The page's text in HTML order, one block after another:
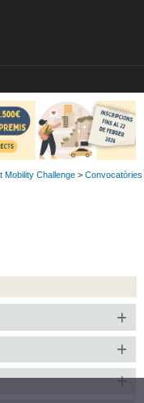
Mobility Challenge > Convocatòries